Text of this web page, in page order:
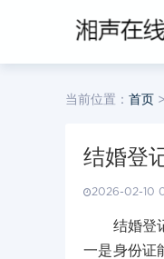
当前位置： 首页 >
结婚登
2026-02-10
结婚登记
一是身份证